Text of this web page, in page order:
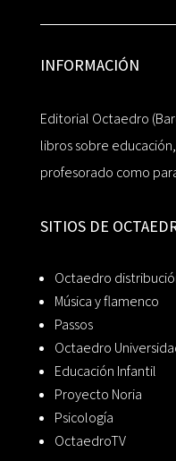
INFORMACIÓN
Editorial Octaedro
libros sobre
profesorado como
SITIOS DE
Octaedro
Música y flamenco
Passos
Octaedro
Educación Infantil
Proyecto Noria
Psicología
OctaedroTV